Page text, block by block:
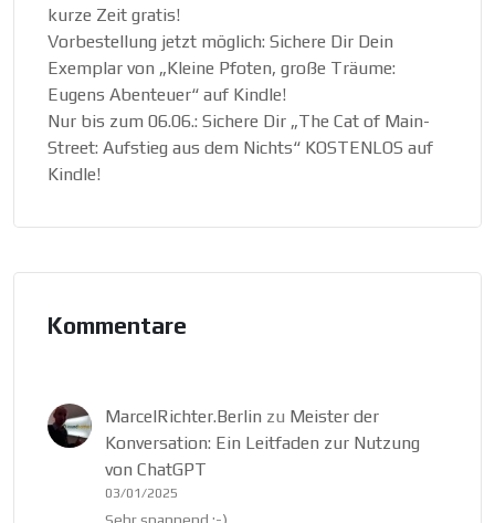
kurze Zeit gratis!
Vorbestellung jetzt möglich: Sichere Dir Dein
Exemplar von „Kleine Pfoten, große Träume:
Eugens Abenteuer“ auf Kindle!
Nur bis zum 06.06.: Sichere Dir „The Cat of Main-
Street: Aufstieg aus dem Nichts“ KOSTENLOS auf
Kindle!
Kommentare
MarcelRichter.Berlin zu Meister der
Konversation: Ein Leitfaden zur Nutzung
von ChatGPT
03/01/2025